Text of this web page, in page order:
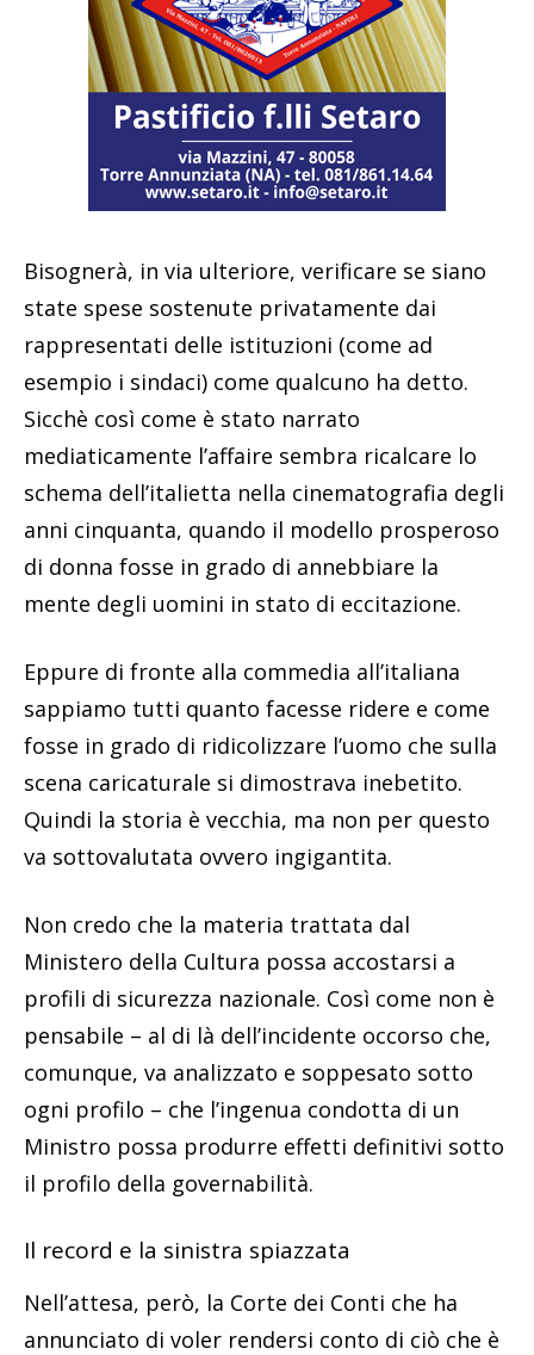
Bisognerà, in via ulteriore, verificare se siano
state spese sostenute privatamente dai
rappresentati delle istituzioni (come ad
esempio i sindaci) come qualcuno ha detto.
Sicchè così come è stato narrato
mediaticamente l’affaire sembra ricalcare lo
schema dell’italietta nella cinematografia degli
anni cinquanta, quando il modello prosperoso
di donna fosse in grado di annebbiare la
mente degli uomini in stato di eccitazione.
Eppure di fronte alla commedia all’italiana
sappiamo tutti quanto facesse ridere e come
fosse in grado di ridicolizzare l’uomo che sulla
scena caricaturale si dimostrava inebetito.
Quindi la storia è vecchia, ma non per questo
va sottovalutata ovvero ingigantita.
Non credo che la materia trattata dal
Ministero della Cultura possa accostarsi a
profili di sicurezza nazionale. Così come non è
pensabile – al di là dell’incidente occorso che,
comunque, va analizzato e soppesato sotto
ogni profilo – che l’ingenua condotta di un
Ministro possa produrre effetti definitivi sotto
il profilo della governabilità.
Il record e la sinistra spiazzata
Nell’attesa, però, la Corte dei Conti che ha
annunciato di voler rendersi conto di ciò che è